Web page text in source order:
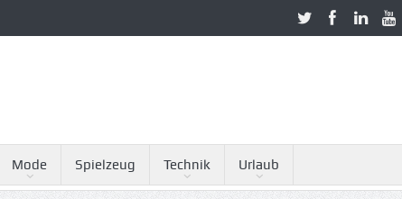
Mode Spielzeug Technik Urlaub